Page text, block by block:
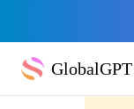
GlobalGPT